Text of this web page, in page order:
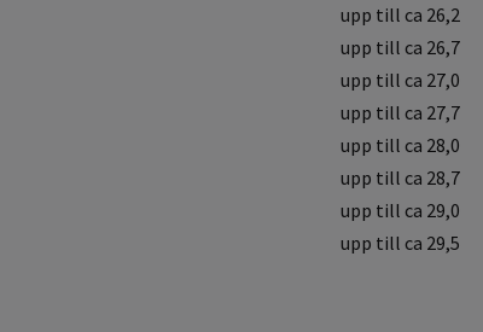
upp till ca 26,2
upp till ca 26,7
upp till ca 27,0
upp till ca 27,7
upp till ca 28,0
upp till ca 28,7
upp till ca 29,0
upp till ca 29,5